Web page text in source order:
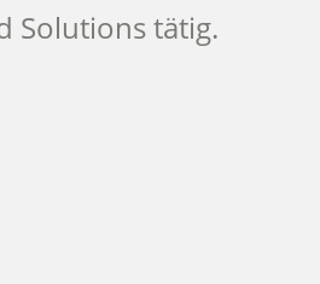
Solutions tätig.